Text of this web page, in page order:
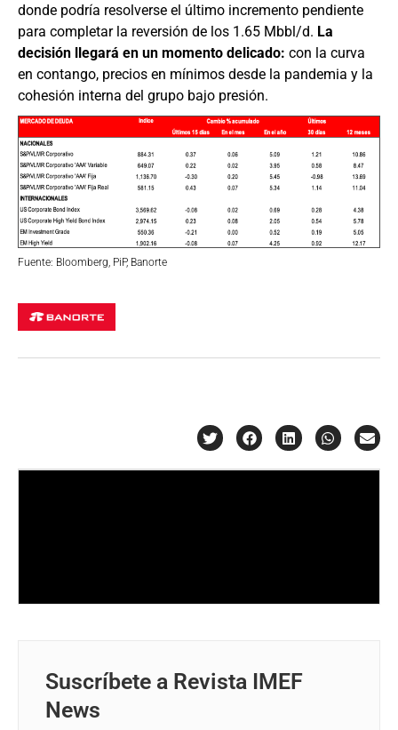
donde podría resolverse el último incremento pendiente
para completar la reversión de los 1.65 Mbbl/d. La
decisión llegará en un momento delicado: con la curva
en contango, precios en mínimos desde la pandemia y la
cohesión interna del grupo bajo presión.
Fuente: Bloomberg, PiP, Banorte
Suscríbete a Revista IMEF
News